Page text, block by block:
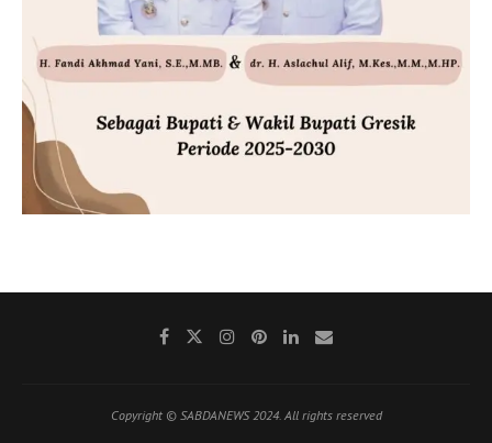
Copyright © SABDANEWS 2024. All rights reserved